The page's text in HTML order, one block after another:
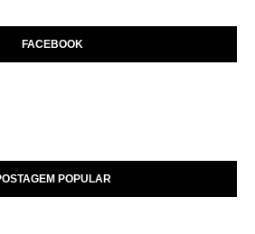
FACEBOOK
POPULAR